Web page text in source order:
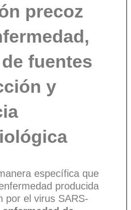
precoz
fuentes
y
específica que
producida
por el virus SARS-